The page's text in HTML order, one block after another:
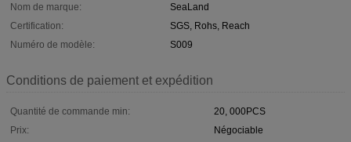
Nom de marque:
SeaLand
Certification:
SGS, Rohs, Reach
Numéro de modèle:
S009
Conditions de paiement et expédition
Quantité de commande min:
20, 000PCS
Prix:
Négociable